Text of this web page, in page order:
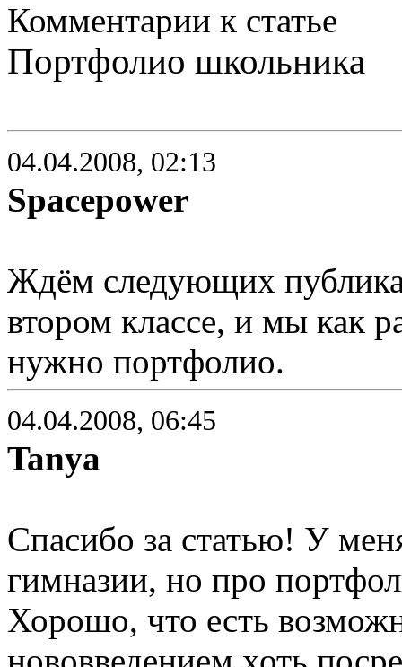
Комментарии к статье
Портфолио школьника
04.04.2008, 02:13
Spacepower
Ждём следующих
втором классе, и мы как
нужно портфолио.
04.04.2008, 06:45
Tanya
Спасибо за статью! У
гимназии, но про
Хорошо, что есть